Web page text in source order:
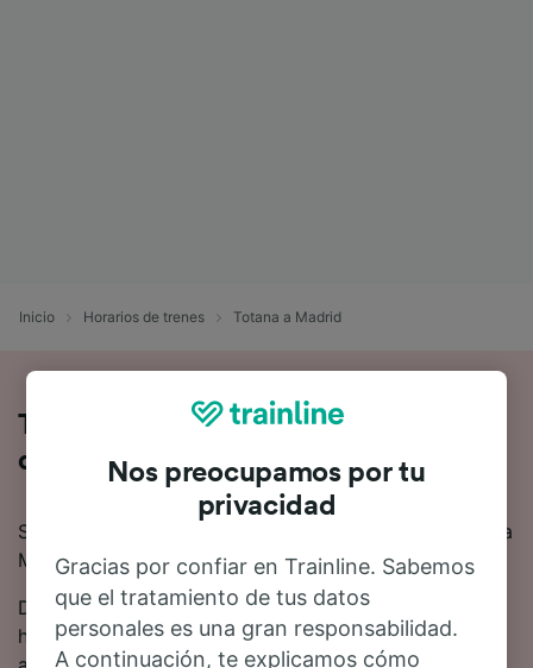
Inicio Horarios de trenes Totana a Madrid
Toda la información sobre los trenes
de Totana a Madrid
Si quieres saber más sobre el viaje en tren de Totana a
Madrid, no busques más.
De media, el viaje en tren de Totana a Madrid es de 3
horas 53 minutos. Hasta 1 tren trenes salen de Totana
Nos preocupamos por tu
privacidad
Gracias por confiar en Trainline. Sabemos
que el tratamiento de tus datos
personales es una gran responsabilidad.
A continuación, te explicamos cómo